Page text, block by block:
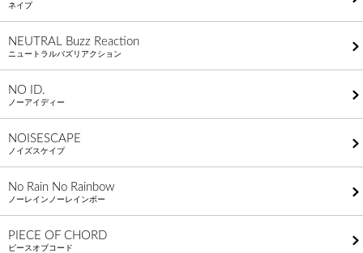
ネイプ
NEUTRAL Buzz Reaction
ニュートラルバズリアクション
NO ID.
ノーアイディー
NOISESCAPE
ノイズスケイプ
No Rain No Rainbow
ノーレインノーレインボー
PIECE OF CHORD
ピースオブコード